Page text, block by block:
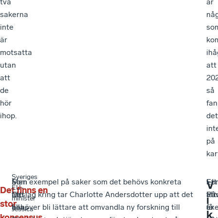
sakerna
inte
är
motsatta
utan
att
de
hör
ihop.
att
så
det
på
Det finns en
stor
Men
att
alla,
Sveriges
EU-
minister
Jessica
–
Det
finns
Som exempel på saker som det behövs konkreta
förslag kring tar Charlotte Andersdotter upp att det
behöver bli lättare att omvandla ny forskning till
V
i
k
För
att
få
–
är
Ett